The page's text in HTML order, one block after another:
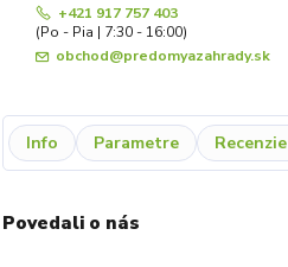
+421 917 757 403
(Po - Pia | 7:30 - 16:00)
obchod@predomyazahrady.sk
Info Parametre Recenzie
Povedali o nás